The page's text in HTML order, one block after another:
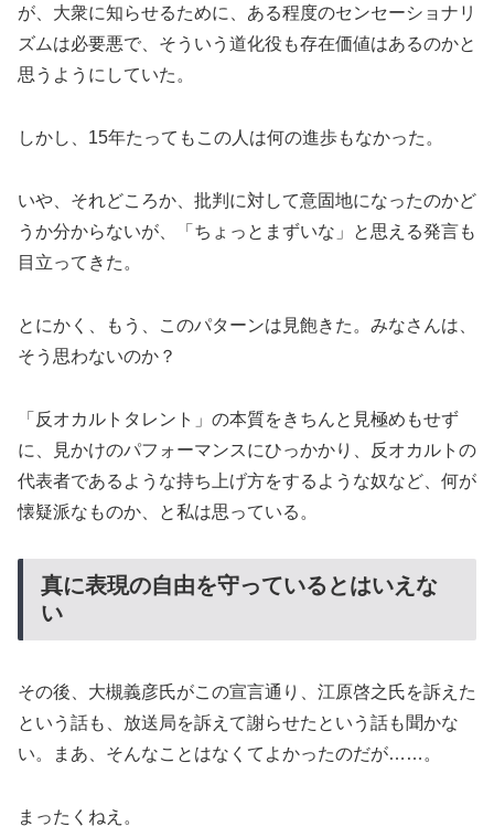
が、大衆に知らせるために、ある程度のセンセーショナリ
ズムは必要悪で、そういう道化役も存在価値はあるのかと
思うようにしていた。
しかし、15年たってもこの人は何の進歩もなかった。
いや、それどころか、批判に対して意固地になったのかど
うか分からないが、「ちょっとまずいな」と思える発言も
目立ってきた。
とにかく、もう、このパターンは見飽きた。みなさんは、
そう思わないのか？
「反オカルトタレント」の本質をきちんと見極めもせず
に、見かけのパフォーマンスにひっかかり、反オカルトの
代表者であるような持ち上げ方をするような奴など、何が
懐疑派なものか、と私は思っている。
真に表現の自由を守っているとはいえな
い
その後、大槻義彦氏がこの宣言通り、江原啓之氏を訴えた
という話も、放送局を訴えて謝らせたという話も聞かな
い。まあ、そんなことはなくてよかったのだが……。
まったくねえ。